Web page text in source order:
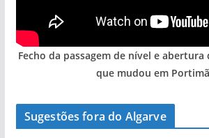
Fecho da passagem de nível e
que mudou em
Sugestões fora do Algarve